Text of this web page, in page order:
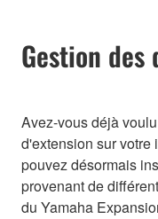
Gestion des
Avez-vous déjà
d'extension sur votre
pouvez désormais
provenant de
du Yamaha